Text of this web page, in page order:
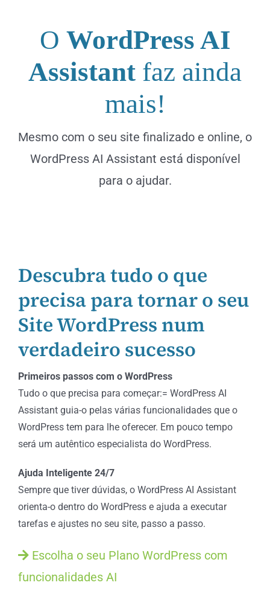
O WordPress AI
Assistant faz ainda
mais!
Mesmo com o seu site finalizado e online, o
WordPress AI Assistant está disponível
para o ajudar.
Descubra tudo o que
precisa para tornar o seu
SiteWordPress num
verdadeiro sucesso
Primeiros passos com o WordPress
Tudo o que precisa para começar:= WordPress AI
Assistant guia-o pelas várias funcionalidades que o
WordPress tem para lhe oferecer. Em pouco tempo
será um autêntico especialista do WordPress.
Ajuda Inteligente 24/7
Sempre que tiver dúvidas, o WordPress AI Assistant
orienta-o dentro do WordPress e ajuda a executar
tarefas e ajustes no seu site, passo a passo.
Escolha o seu Plano WordPress com
funcionalidades AI